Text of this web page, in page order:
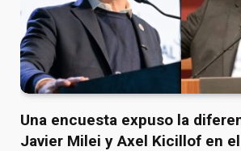
Una encuesta expuso la
Javier Milei y Axel Kicillof en